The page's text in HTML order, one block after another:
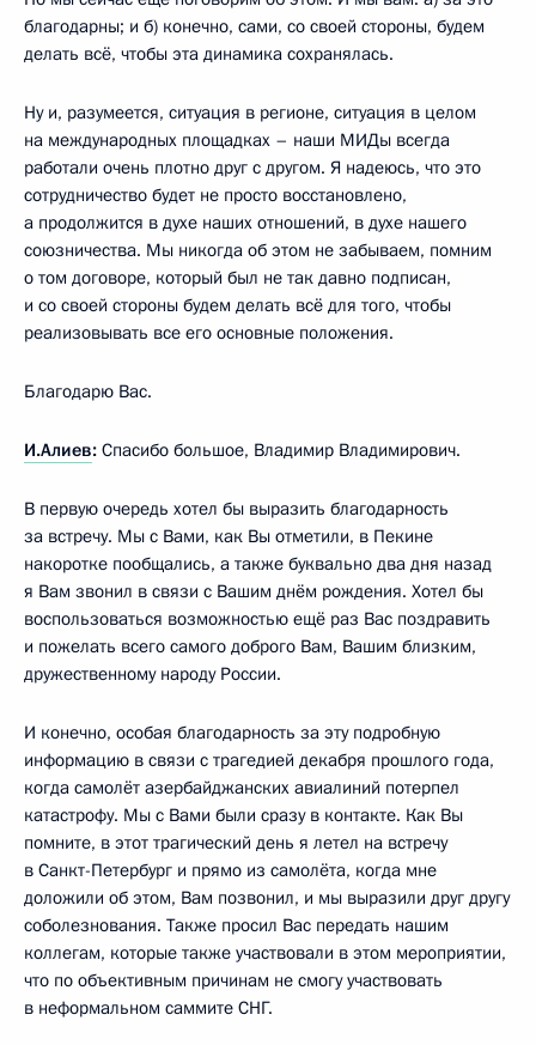
благодарны; и б) конечно, сами, со своей стороны, будем
делать всё, чтобы эта динамика сохранялась.
Ну и, разумеется, ситуация в регионе, ситуация в целом
на международных площадках – наши МИДы всегда
работали очень плотно друг с другом. Я надеюсь, что это
сотрудничество будет не просто восстановлено,
а продолжится в духе наших отношений, в духе нашего
союзничества. Мы никогда об этом не забываем, помним
о том договоре, который был не так давно подписан,
и со своей стороны будем делать всё для того, чтобы
реализовывать все его основные положения.
Благодарю Вас.
И.Алиев: Спасибо большое, Владимир Владимирович.
В первую очередь хотел бы выразить благодарность
за встречу. Мы с Вами, как Вы отметили, в Пекине
накоротке пообщались, а также буквально два дня назад
я Вам звонил в связи с Вашим днём рождения. Хотел бы
воспользоваться возможностью ещё раз Вас поздравить
и пожелать всего самого доброго Вам, Вашим близким,
дружественному народу России.
И конечно, особая благодарность за эту подробную
информацию в связи с трагедией декабря прошлого года,
когда самолёт азербайджанских авиалиний потерпел
катастрофу. Мы с Вами были сразу в контакте. Как Вы
помните, в этот трагический день я летел на встречу
в Санкт-Петербург и прямо из самолёта, когда мне
доложили об этом, Вам позвонил, и мы выразили друг другу
соболезнования. Также просил Вас передать нашим
коллегам, которые также участвовали в этом мероприятии,
что по объективным причинам не смогу участвовать
в неформальном саммите СНГ.